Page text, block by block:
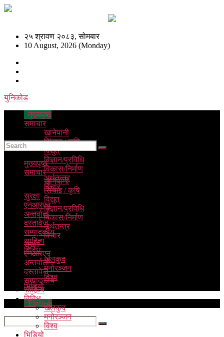
२५ श्रावण २०८३, सोमबार
10 August, 2026 (Monday)
युनिकोड
मुख्यपृष्ठ
समाचार
खानेपानी
सिंचाइ / कृषि
विद्युत्
विज्ञान/प्रविधि
विकास/निर्माण
अर्थतन्त्र
विचार
सुरक्षा
एनआरएन
अन्तर्वार्ता
दस्तावेज
सम्पादकीय
साहित्य
विविध
खेलकुद
मनोरञ्जन
विश्व
भिडियो
English
मुख्यपृष्ठ
समाचार
खानेपानी
सिंचाइ / कृषि
विद्युत्
विज्ञान/प्रविधि
विकास/निर्माण
अर्थतन्त्र
विचार
सुरक्षा
एनआरएन
अन्तर्वार्ता
दस्तावेज
सम्पादकीय
साहित्य
विविध
खेलकुद
मनोरञ्जन
विश्व
भिडियो